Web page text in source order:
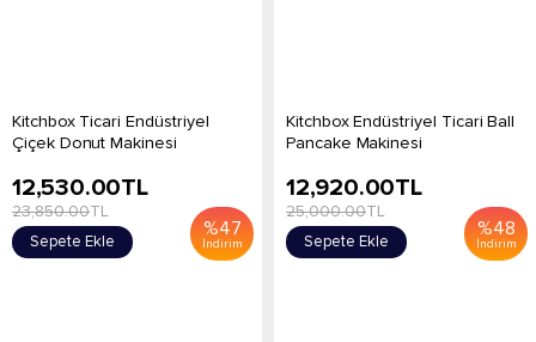
Kitchbox Ticari Endüstriyel
Çiçek Donut Makinesi
%47
İndirim
12,530.00TL
23,850.00TL
Sepete Ekle
Kitchbox Endüstriyel Ticari Ball
Pancake Makinesi
%48
İndirim
12,920.00TL
25,000.00TL
Sepete Ekle